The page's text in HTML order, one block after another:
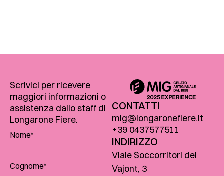
Scrivici per ricevere
maggiori informazioni o
assistenza dallo staff di
Longarone Fiere.
CONTATTI
mig@longaronefiere.it
+39 0437577511
INDIRIZZO
Viale Soccorritori del
Vajont, 3